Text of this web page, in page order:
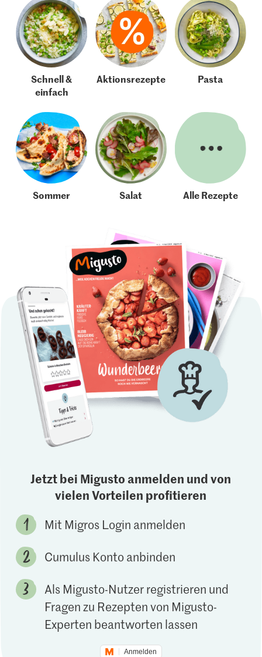
Schnell &
einfach
Aktionsrezepte Pasta
Sommer Salat Alle Rezepte
Jetzt bei Migusto anmelden und von
vielen Vorteilen profitieren
Mit Migros Login anmelden
Cumulus Konto anbinden
Als Migusto-Nutzer registrieren und
Fragen zu Rezepten von Migusto-
Experten beantworten lassen
Anmelden